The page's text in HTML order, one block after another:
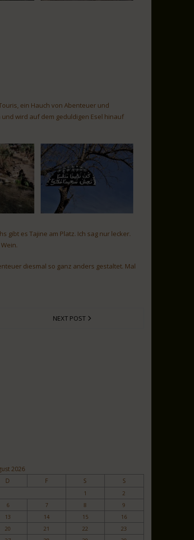
ein Hauch von Abenteuer und
wird auf dem geduldigen Esel hinauf
gibt es Tajine am Platz. Ich sag nur lecker.
diesmal so ganz anders gestaltet. Mal
NEXT POST
2026
D F S S
1
2
6 7 8
9
13 14 15
16
20 21 22
23